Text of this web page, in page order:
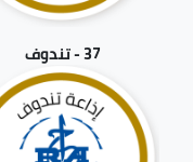
37 - تندوف